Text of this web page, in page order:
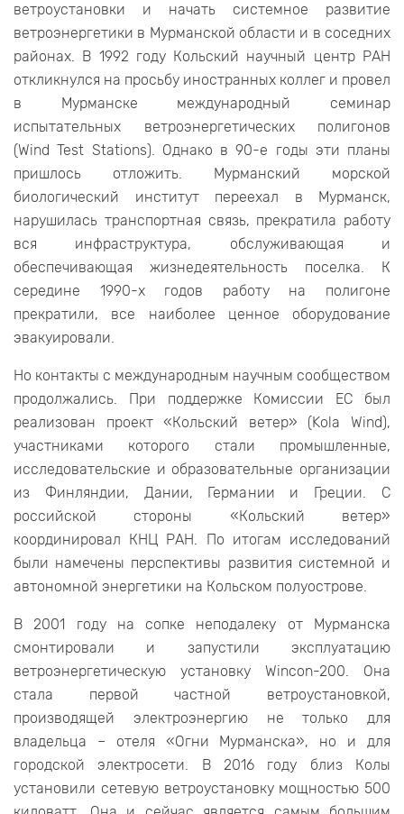
ветроустановки и начать системное развитие
ветроэнергетики в Мурманской области и в соседних
районах. В 1992 году Кольский научный центр РАН
откликнулся на просьбу иностранных коллег и провел
в Мурманске международный семинар
испытательных ветроэнергетических полигонов
(Wind Test Stations). Однако в 90-е годы эти планы
пришлось отложить. Мурманский морской
биологический институт переехал в Мурманск,
нарушилась транспортная связь, прекратила работу
вся инфраструктура, обслуживающая и
обеспечивающая жизнедеятельность поселка. К
середине 1990-х годов работу на полигоне
прекратили, все наиболее ценное оборудование
эвакуировали.
Но контакты с международным научным сообществом
продолжались. При поддержке Комиссии ЕС был
реализован проект «Кольский ветер» (Kola Wind),
участниками которого стали промышленные,
исследовательские и образовательные организации
из Финляндии, Дании, Германии и Греции. С
российской стороны «Кольский ветер»
координировал КНЦ РАН. По итогам исследований
были намечены перспективы развития системной и
автономной энергетики на Кольском полуострове.
В 2001 году на сопке неподалеку от Мурманска
смонтировали и запустили эксплуатацию
ветроэнергетическую установку Wincon-200. Она
стала первой частной ветроустановкой,
производящей электроэнергию не только для
владельца – отеля «Огни Мурманска», но и для
городской электросети. В 2016 году близ Колы
установили сетевую ветроустановку мощностью 500